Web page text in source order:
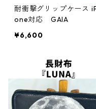
耐衝撃グリップケース
one対応 GAIA
¥6,600